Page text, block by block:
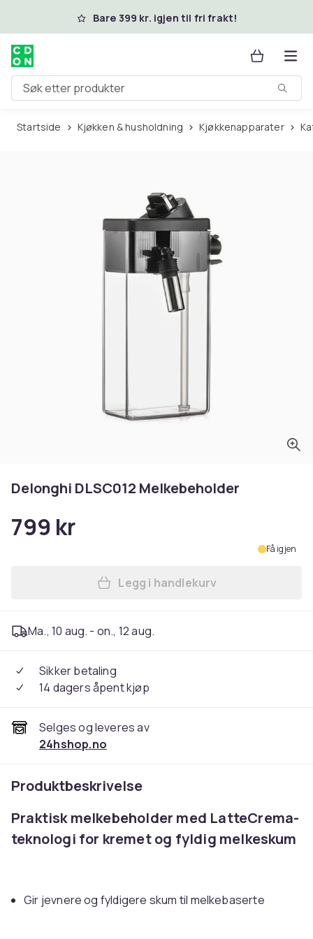
Hopp til hovedinnholdBare 399 kr. igjen til fri frakt!
Søk etter produkter
Startside Kjøkken & husholdning Kjøkkenapparater
Delonghi DLSC012 Melkebeholder
799 kr
Få igjen
Legg Delonghi DLSC012
Legg i handlekurv
Ma., 10 aug. - on., 12 aug.
Sikker betaling
14 dagers åpent kjøp
Selges og leveres av
24hshop.no
Produktbeskrivelse
Praktisk melkebeholder med LatteCrema-
teknologi for kremet og fyldig melkeskum
Gir jevnere og fyldigere skum til melkebaserte